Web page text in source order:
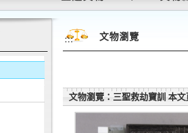
::: 文物瀏覽
文物瀏覽：三聖救劫寶訓 本文